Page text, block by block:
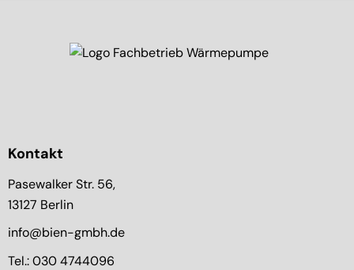
Kontakt
Pasewalker Str. 56,
13127 Berlin
info@bien-gmbh.de
Tel.: 030 4744096